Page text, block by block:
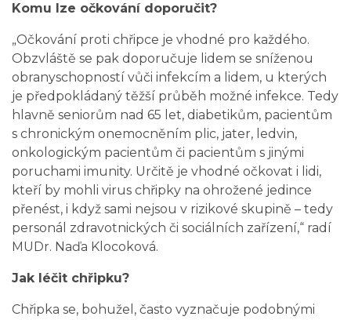
Komu lze očkování doporučit?
„Očkování proti chřipce je vhodné pro každého.
Obzvláště se pak doporučuje lidem se sníženou
obranyschopností vůči infekcím a lidem, u kterých
je předpokládaný těžší průběh možné infekce. Tedy
hlavně seniorům nad 65 let, diabetikům, pacientům
s chronickým onemocněním plic, jater, ledvin,
onkologickým pacientům či pacientům s jinými
poruchami imunity. Určitě je vhodné očkovat i lidi,
kteří by mohli virus chřipky na ohrožené jedince
přenést, i když sami nejsou v rizikové skupině – tedy
personál zdravotnických či sociálních zařízení,“ radí
MUDr. Naďa Klocoková.
Jak léčit chřipku?
Chřipka se, bohužel, často vyznačuje podobnými